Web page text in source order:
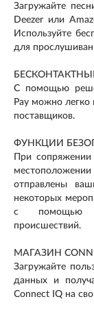
Загружайте
Deezer или
Используйте
для
С помощью
Pay можно легко
поставщиков.
ФУНКЦИИ
При
отправлены
некоторых
с помощью
происшествий.
МАГАЗИН
Загружайте
данных и
Connect IQ на